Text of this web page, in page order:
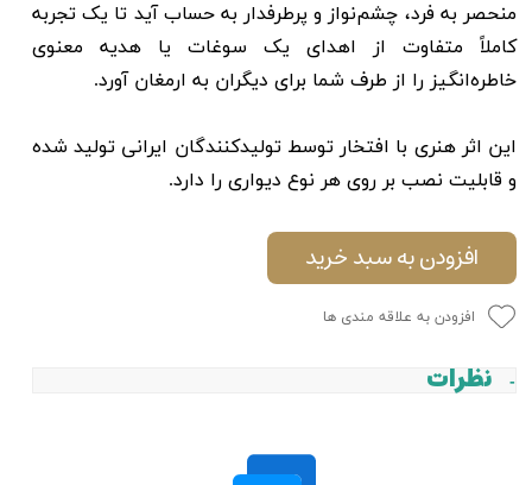
منحصر به فرد، چشم‌نواز و پرطرفدار به حساب آید تا یک تجربه
کاملاً متفاوت از اهدای یک سوغات یا هدیه معنوی
خاطره‌انگیز را از طرف شما برای دیگران به ارمغان آورد.
این اثر هنری با افتخار توسط تولیدکنندگان ایرانی تولید شده
و قابلیت نصب بر روی هر نوع دیواری را دارد.
افزودن به سبد خرید
افزودن به علاقه مندی ها
نظرات